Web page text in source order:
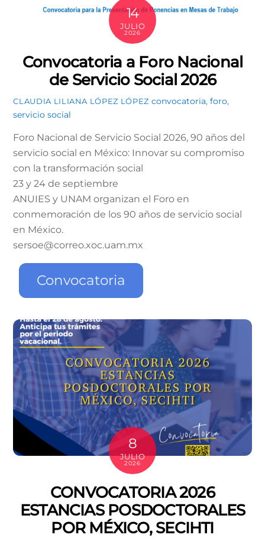
14
JULIO
2026
Convocatoria a Foro Nacional
de Servicio Social 2026
CLAUDIA LILIANA LÓPEZ LÓPEZ convocatoria, foro,
servicio social
Foro Nacional de Servicio Social 2026, 90 años del
servicio social en México: Innovar su compromiso
con la transformación social
23 y 24 de septiembre
ANUIES y UNAM organizan el Foro en
conmemoración de los 90 años de servicio social
en México.
sersoe@correo.xoc.uam.mx
Convocatoria
8
JULIO
2026
CONVOCATORIA 2026
ESTANCIAS POSDOCTORALES
POR MÉXICO, SECIHTI